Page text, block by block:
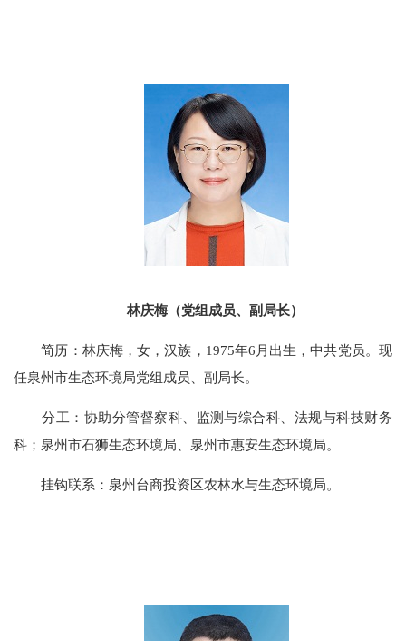
林庆梅（党组成员、副局长）
简历：林庆梅，女，汉族，1975年6月出生，中共党员。现
任泉州市生态环境局党组成员、副局长。
分工：协助分管督察科、监测与综合科、法规与科技财务
科；泉州市石狮生态环境局、泉州市惠安生态环境局。
挂钩联系：泉州台商投资区农林水与生态环境局。